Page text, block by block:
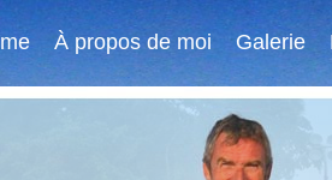
À propos de moi Galerie